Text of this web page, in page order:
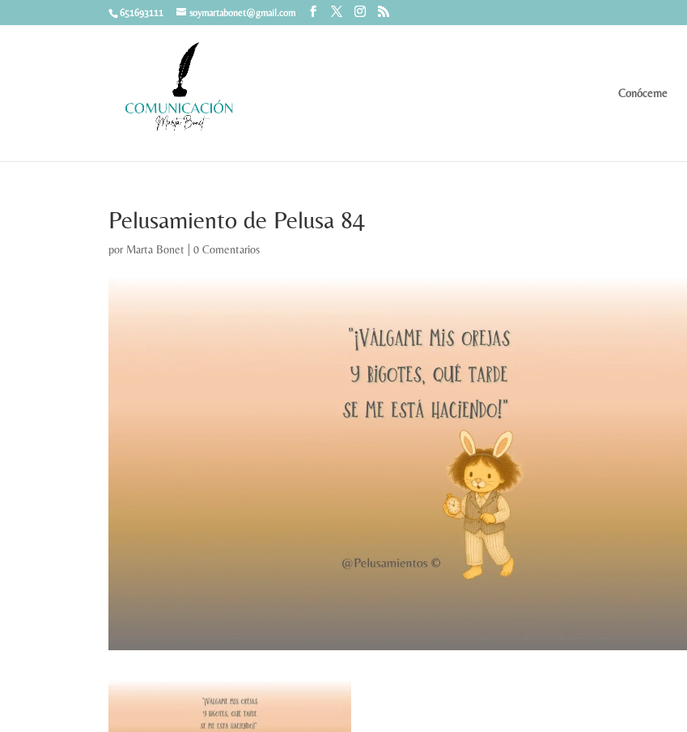
651693111 soymartabonet@gmail.com
Conóceme
Pelusamiento de Pelusa 84
por Marta Bonet |0 Comentarios